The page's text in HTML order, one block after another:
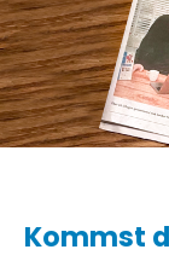
Kommst